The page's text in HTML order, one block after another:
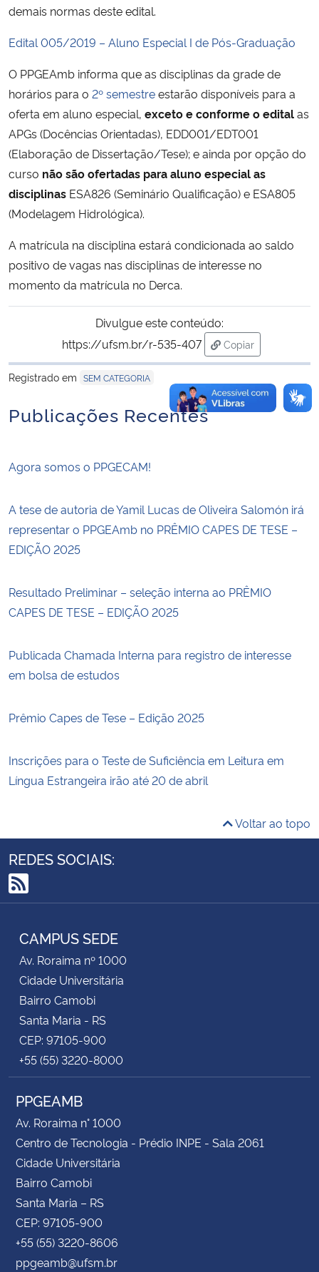
Gabinete de Segurança Institucional
Advocacia-Geral da União
Banco Central do Brasil
Planalto
demais normas deste edital.
Edital 005/2019 – Aluno Especial I de Pós-Graduação
O PPGEAmb informa que as disciplinas da grade de
horários para o 2º semestreestarão disponíveis para a
oferta em aluno especial, exceto e conforme o editalas
APGs (Docências Orientadas), EDD001/EDT001
(Elaboração de Dissertação/Tese); e ainda por opção do
curso não são ofertadas para aluno especial as
disciplinas ESA826 (Seminário Qualificação) e ESA805
(Modelagem Hidrológica).
A matrícula na disciplina estará condicionada ao saldo
positivo de vagas nas disciplinas de interesse no
momento da matrícula no Derca.
Divulgue este conteúdo:
https://ufsm.br/r-535-407
Copiar
para área de
Registrado em SEM CATEGORIA
Publicações Recentes
Agora somos o PPGECAM!
A tese de autoria de Yamil Lucas de Oliveira Salomón irá
representar o PPGEAmb no PRÊMIO CAPES DE TESE –
EDIÇÃO 2025
Resultado Preliminar – seleção interna ao PRÊMIO
CAPES DE TESE – EDIÇÃO 2025
Publicada Chamada Interna para registro de interesse
em bolsa de estudos
Prêmio Capes de Tese – Edição 2025
Inscrições para o Teste de Suficiência em Leitura em
Língua Estrangeira irão até 20 de abril
Voltar ao topo
REDES SOCIAIS:
RSS
CAMPUS SEDE
Av. Roraima nº 1000
Cidade Universitária
Bairro Camobi
Santa Maria - RS
CEP: 97105-900
+55 (55) 3220-8000
PPGEAMB
Av. Roraima n° 1000
Centro de Tecnologia - Prédio INPE - Sala 2061
Cidade Universitária
Bairro Camobi
Santa Maria – RS
CEP: 97105-900
+55 (55) 3220-8606
ppgeamb@ufsm.br